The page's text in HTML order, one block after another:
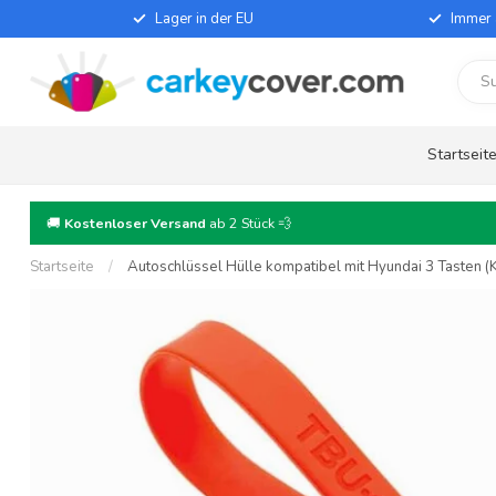
Lager in der EU
Startseite
🚚 Kostenloser Versand ab 2 Stück 💨
Startseite / Autoschlüssel Hülle kompatibel mit Hyundai 3 Tasten